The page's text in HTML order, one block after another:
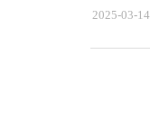
2025-03-14